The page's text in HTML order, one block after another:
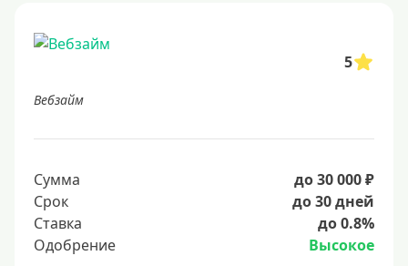
5
Вебзайм
Сумма
до 30 000 ₽
Срок
до 30 дней
Ставка
до 0.8%
Одобрение
Высокое